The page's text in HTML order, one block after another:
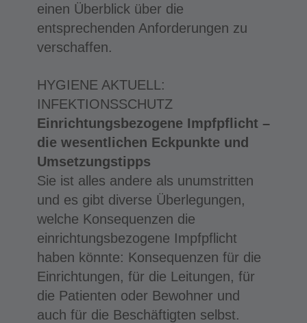
einen Überblick über die
entsprechenden Anforderungen zu
verschaffen.
HYGIENE AKTUELL:
INFEKTIONSSCHUTZ
Einrichtungsbezogene Impfpflicht –
die wesentlichen Eckpunkte und
Umsetzungstipps
Sie ist alles andere als unumstritten
und es gibt diverse Überlegungen,
welche Konsequenzen die
einrichtungsbezogene Impfpflicht
haben könnte: Konsequenzen für die
Einrichtungen, für die Leitungen, für
die Patienten oder Bewohner und
auch für die Beschäftigten selbst.